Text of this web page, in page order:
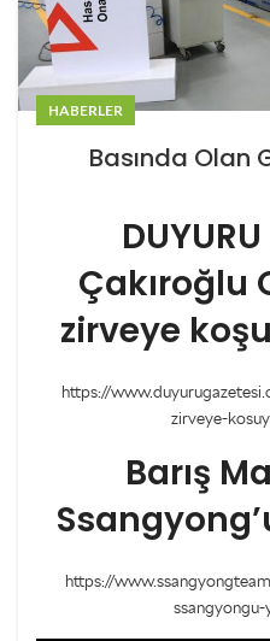
HABERLER
Basında Olan
Çakıroğlu
zirveye
https://
zirveye-
Barış
https://
ssangyongu-